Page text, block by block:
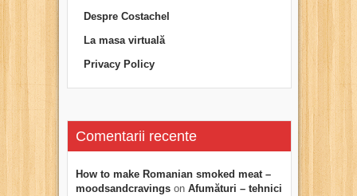
Despre Costachel
La masa virtuală
Privacy Policy
Comentarii recente
How to make Romanian smoked meat –
moodsandcravings on Afumături – tehnici